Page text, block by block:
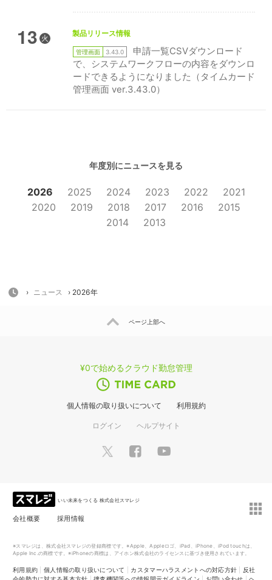
13 火
製品リリース情報
管理画面 3.43.0
申請一覧CSVダウンロード
で、システムワークフローの内容をダウンロ
ードできるようになりました（タイムカード
管理画面 ver.3.43.0）
年度別にニュースを見る
2026 2025 2024 2023 2022
2021
2020
2019 2018 2017 2016
2015
2014
2013
HOME
› ニュース › 2026年
ページ上部へ
¥0で始めるクラウド勤怠管理
個人情報の取り扱いについて 利用規約
ログイン ヘルプサイト
いい未来をつくる 株式会社スマレジ
会社概要 採用情報
※スマレジは、株式会社スマレジの登録商標です。※Apple、Appleロゴ、iPad、iPhone、iPod touchは、
Apple Inc.の商標です。※iPhoneの商標は、アイホン株式会社のライセンスに基づき使用されています。
利用規約 個人情報の取り扱いについて カスタマーハラスメントへの対応方針
反社